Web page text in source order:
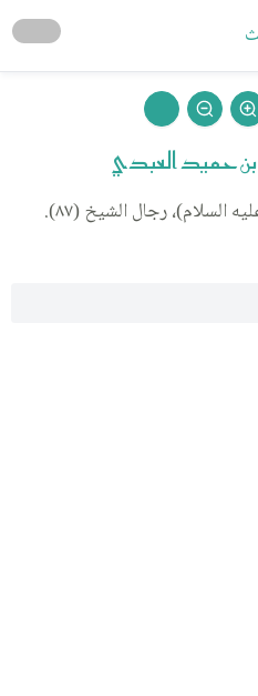
السلام)، رجال الشيخ (٨٧).